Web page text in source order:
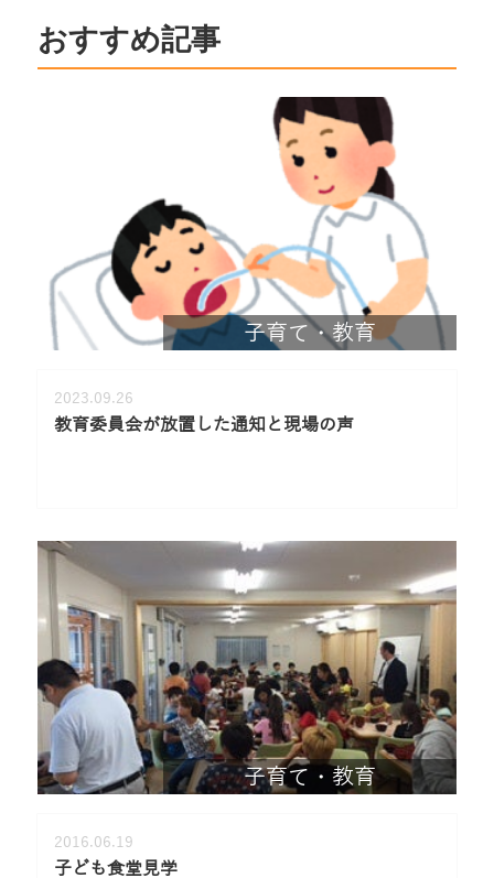
おすすめ記事
子育て・教育
2023.09.26
教育委員会が放置した通知と現場の声
子育て・教育
2016.06.19
子ども食堂見学